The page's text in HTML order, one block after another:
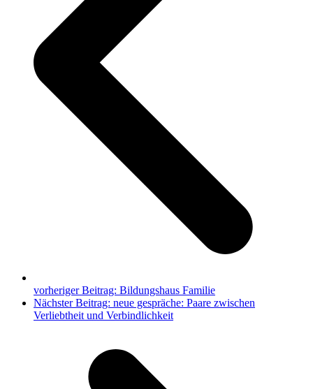
vorheriger Beitrag: Bildungshaus Familie
Nächster Beitrag: neue gespräche: Paare zwischen
Verliebtheit und Verbindlichkeit